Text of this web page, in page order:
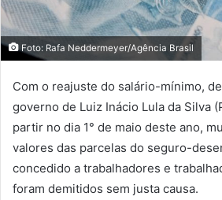
Foto: Rafa Neddermeyer/Agência Brasil
Com o reajuste do salário-mínimo,
governo de Luiz Inácio Lula da Silva
partir no dia 1° de maio deste ano,
valores das parcelas do seguro-
concedido a trabalhadores e
foram demitidos sem justa causa.